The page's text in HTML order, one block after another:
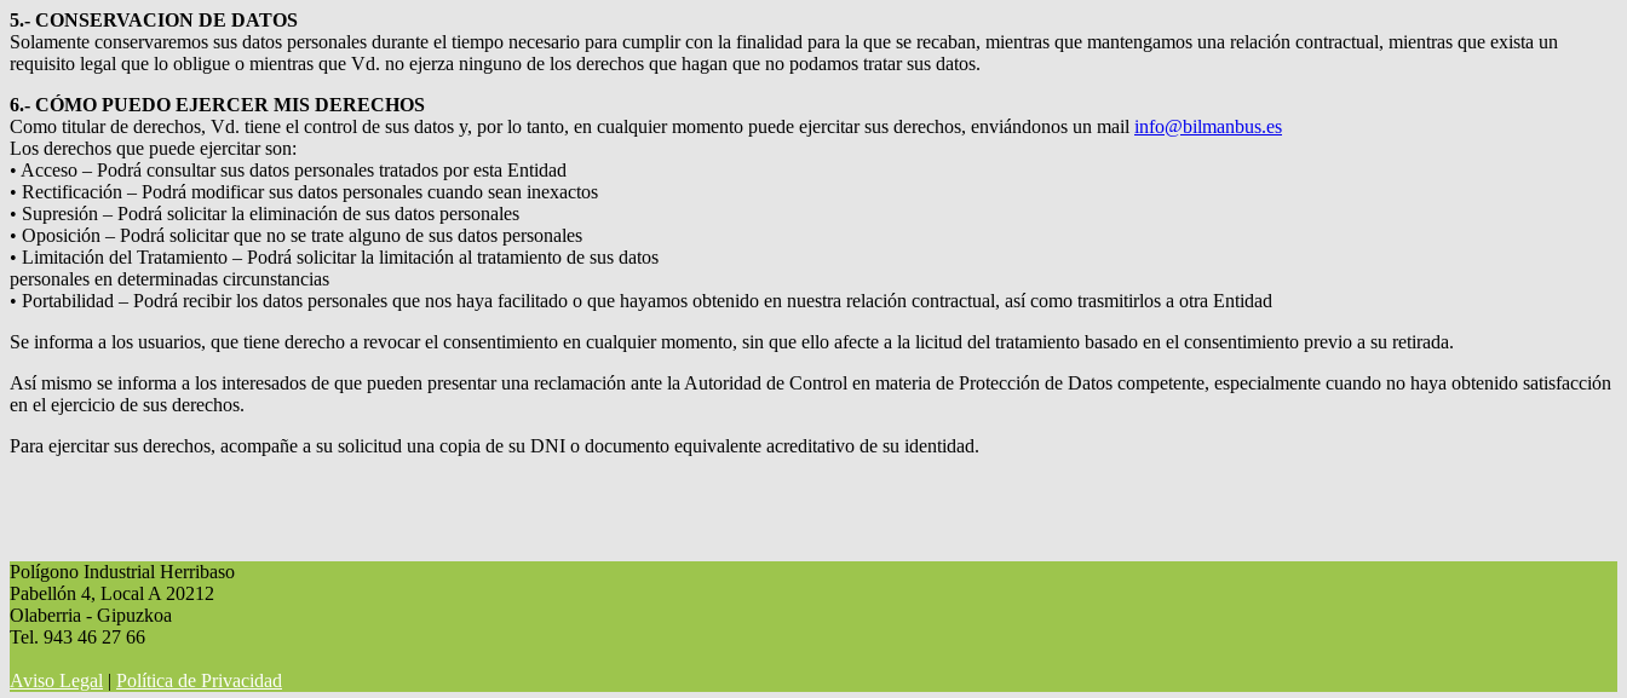
5.- CONSERVACION DE DATOS
Solamente conservaremos sus datos personales durante el tiempo necesario para cumplir con la finalidad para la que se recaban, mientras que mantengamos una relación contractual, mientras que exista un
requisito legal que lo obligue o mientras que Vd. no ejerza ninguno de los derechos que hagan que no podamos tratar sus datos.
6.- CÓMO PUEDO EJERCER MIS DERECHOS
Como titular de derechos, Vd. tiene el control de sus datos y, por lo tanto, en cualquier momento puede ejercitar sus derechos, enviándonos un mail info@bilmanbus.es
Los derechos que puede ejercitar son:
• Acceso – Podrá consultar sus datos personales tratados por esta Entidad
• Rectificación – Podrá modificar sus datos personales cuando sean inexactos
• Supresión – Podrá solicitar la eliminación de sus datos personales
• Oposición – Podrá solicitar que no se trate alguno de sus datos personales
• Limitación del Tratamiento – Podrá solicitar la limitación al tratamiento de sus datos
personales en determinadas circunstancias
• Portabilidad – Podrá recibir los datos personales que nos haya facilitado o que hayamos obtenido en nuestra relación contractual, así como trasmitirlos a otra Entidad
Se informa a los usuarios, que tiene derecho a revocar el consentimiento en cualquier momento, sin que ello afecte a la licitud del tratamiento basado en el consentimiento previo a su retirada.
Así mismo se informa a los interesados de que pueden presentar una reclamación ante la Autoridad de Control en materia de Protección de Datos competente, especialmente cuando no haya obtenido satisfacción
en el ejercicio de sus derechos.
Para ejercitar sus derechos, acompañe a su solicitud una copia de su DNI o documento equivalente acreditativo de su identidad.
Polígono Industrial Herribaso
Pabellón 4, Local A 20212
Olaberria - Gipuzkoa
Tel. 943 46 27 66
Aviso Legal | Política de Privacidad